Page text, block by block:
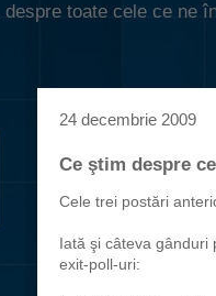
toate cele ce ne
24 decembrie 2009
Ce ştim despre
Cele trei postări
Iată şi câteva gânduri
exit-poll-uri: